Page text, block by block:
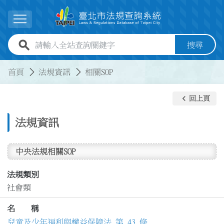
展開選單
全站查詢關鍵字欄位 搜尋
首頁 法規資訊 相關SOP
法規資訊
keyboard_arrow_left 回上頁
中央法規相關SOP
法規類別
社會類
名 稱
兒童及少年福利與權益保障法 第 43 條